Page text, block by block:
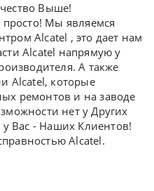
Выше!
просто! Мы являемся
Alcatel , это дает нам
Alcatel напрямую у
А также
Alcatel, которые
ремонтов и на заводе
нет у Других
у Вас - Наших Клиентов!
Alcatel.